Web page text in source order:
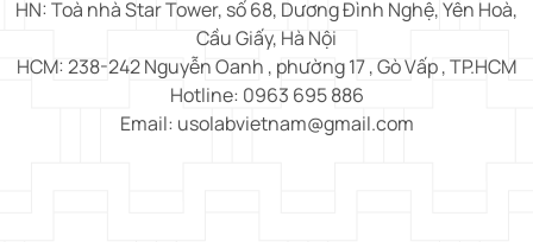
HN: Toà nhà Star Tower, số 68, Dương Đình Nghệ, Yên Hoà,
Cầu Giấy, Hà Nội
HCM: 238-242 Nguyễn Oanh , phường 17 , Gò Vấp , TP.HCM
Hotline: 0963 695 886
Email: usolabvietnam@gmail.com